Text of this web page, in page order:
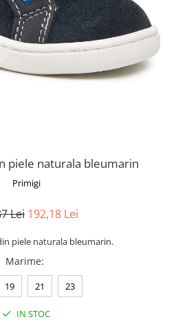
piele naturala bleumarin
Primigi
Lei 192,18 Lei
piele naturala bleumarin.
Marime:
19 21 23
IN STOC